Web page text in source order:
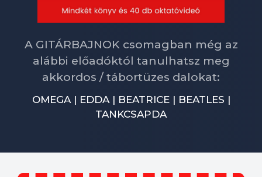
A GITÁRBAJNOK csomagban még az
alábbi előadóktól tanulhatsz meg
akkordos / tábortüzes dalokat:
OMEGA | EDDA | BEATRICE | BEATLES |
TANKCSAPDA